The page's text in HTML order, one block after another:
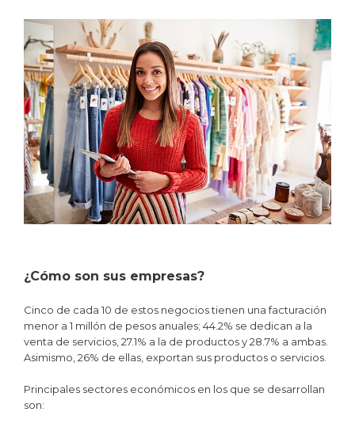
¿Cómo son sus empresas?
Cinco de cada 10 de estos negocios tienen una facturación
menor a 1 millón de pesos anuales; 44.2% se dedican a la
venta de servicios, 27.1% a la de productos y 28.7% a ambas.
Asimismo, 26% de ellas, exportan sus productos o servicios.
Principales sectores económicos en los que se desarrollan
son: